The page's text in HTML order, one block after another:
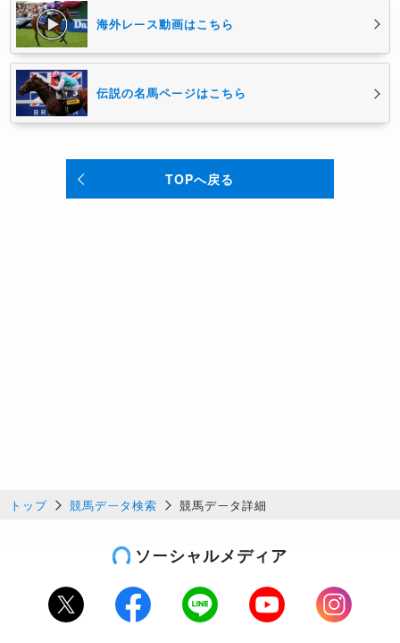
海外レース動画はこちら
伝説の名馬ページはこちら
TOPへ戻る
トップ 競馬データ検索 競馬データ詳細
ソーシャルメディア
Twitter Facebook LINE Youtube
Instagram